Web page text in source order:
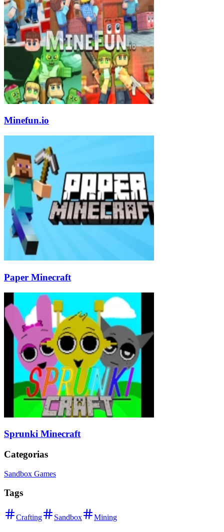
Minefun.io
Paper Minecraft
Sprunki Minecraft
Categorias
Sandbox Games
Tags
Crafting Sandbox Mining